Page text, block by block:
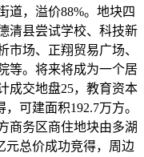
道，溢价88%。地块四
清县尝试学校、科技新
市场、正翔贸易广场、
等。将来将成为一个居
成交地盘25，教育资本
可建面积192.7万方。
商务区商住地块由多湖
元总价成功竞得，周边